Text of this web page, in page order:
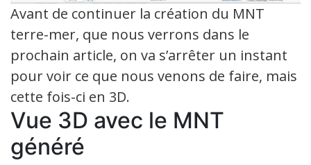
Avant de continuer la création du MNT
terre-mer, que nous verrons dans le
prochain article, on va s’arrêter un instant
pour voir ce que nous venons de faire, mais
cette fois-ci en 3D.
Vue 3D avec le MNT
généré